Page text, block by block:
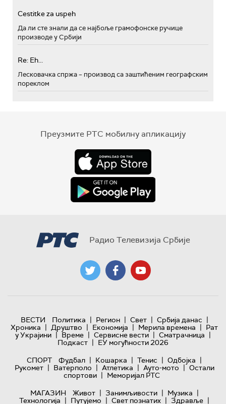
Cestitke za uspeh
Да ли сте знали да се најбоље грамофонске ручице
производе у Србији
Re: Eh...
Лесковачка спржа – производ са заштићеним географским
пореклом
Преузмите РТС мобилну апликацију
Радио Телевизија Србије
ВЕСТИ Политика | Регион | Свет | Србија данас |
Хроника | Друштво | Економија | Мерила времена | Рат
у Украјини | Време | Сервисне вести | Сматрачница |
Подкаст | ЕУ могућности 2026
СПОРТ
Фудбал | Кошарка | Тенис | Одбојка |
Рукомет | Ватерполо | Атлетика | Ауто-мото | Остали
спортови | Меморијал РТС
МАГАЗИН
Живот | Занимљивости | Музика |
Технологијa | Путујемо | Свет познатих | Здравље |